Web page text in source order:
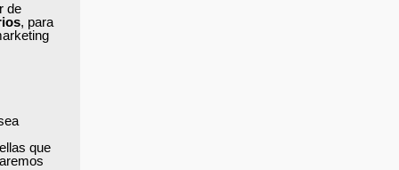
de
, para
que